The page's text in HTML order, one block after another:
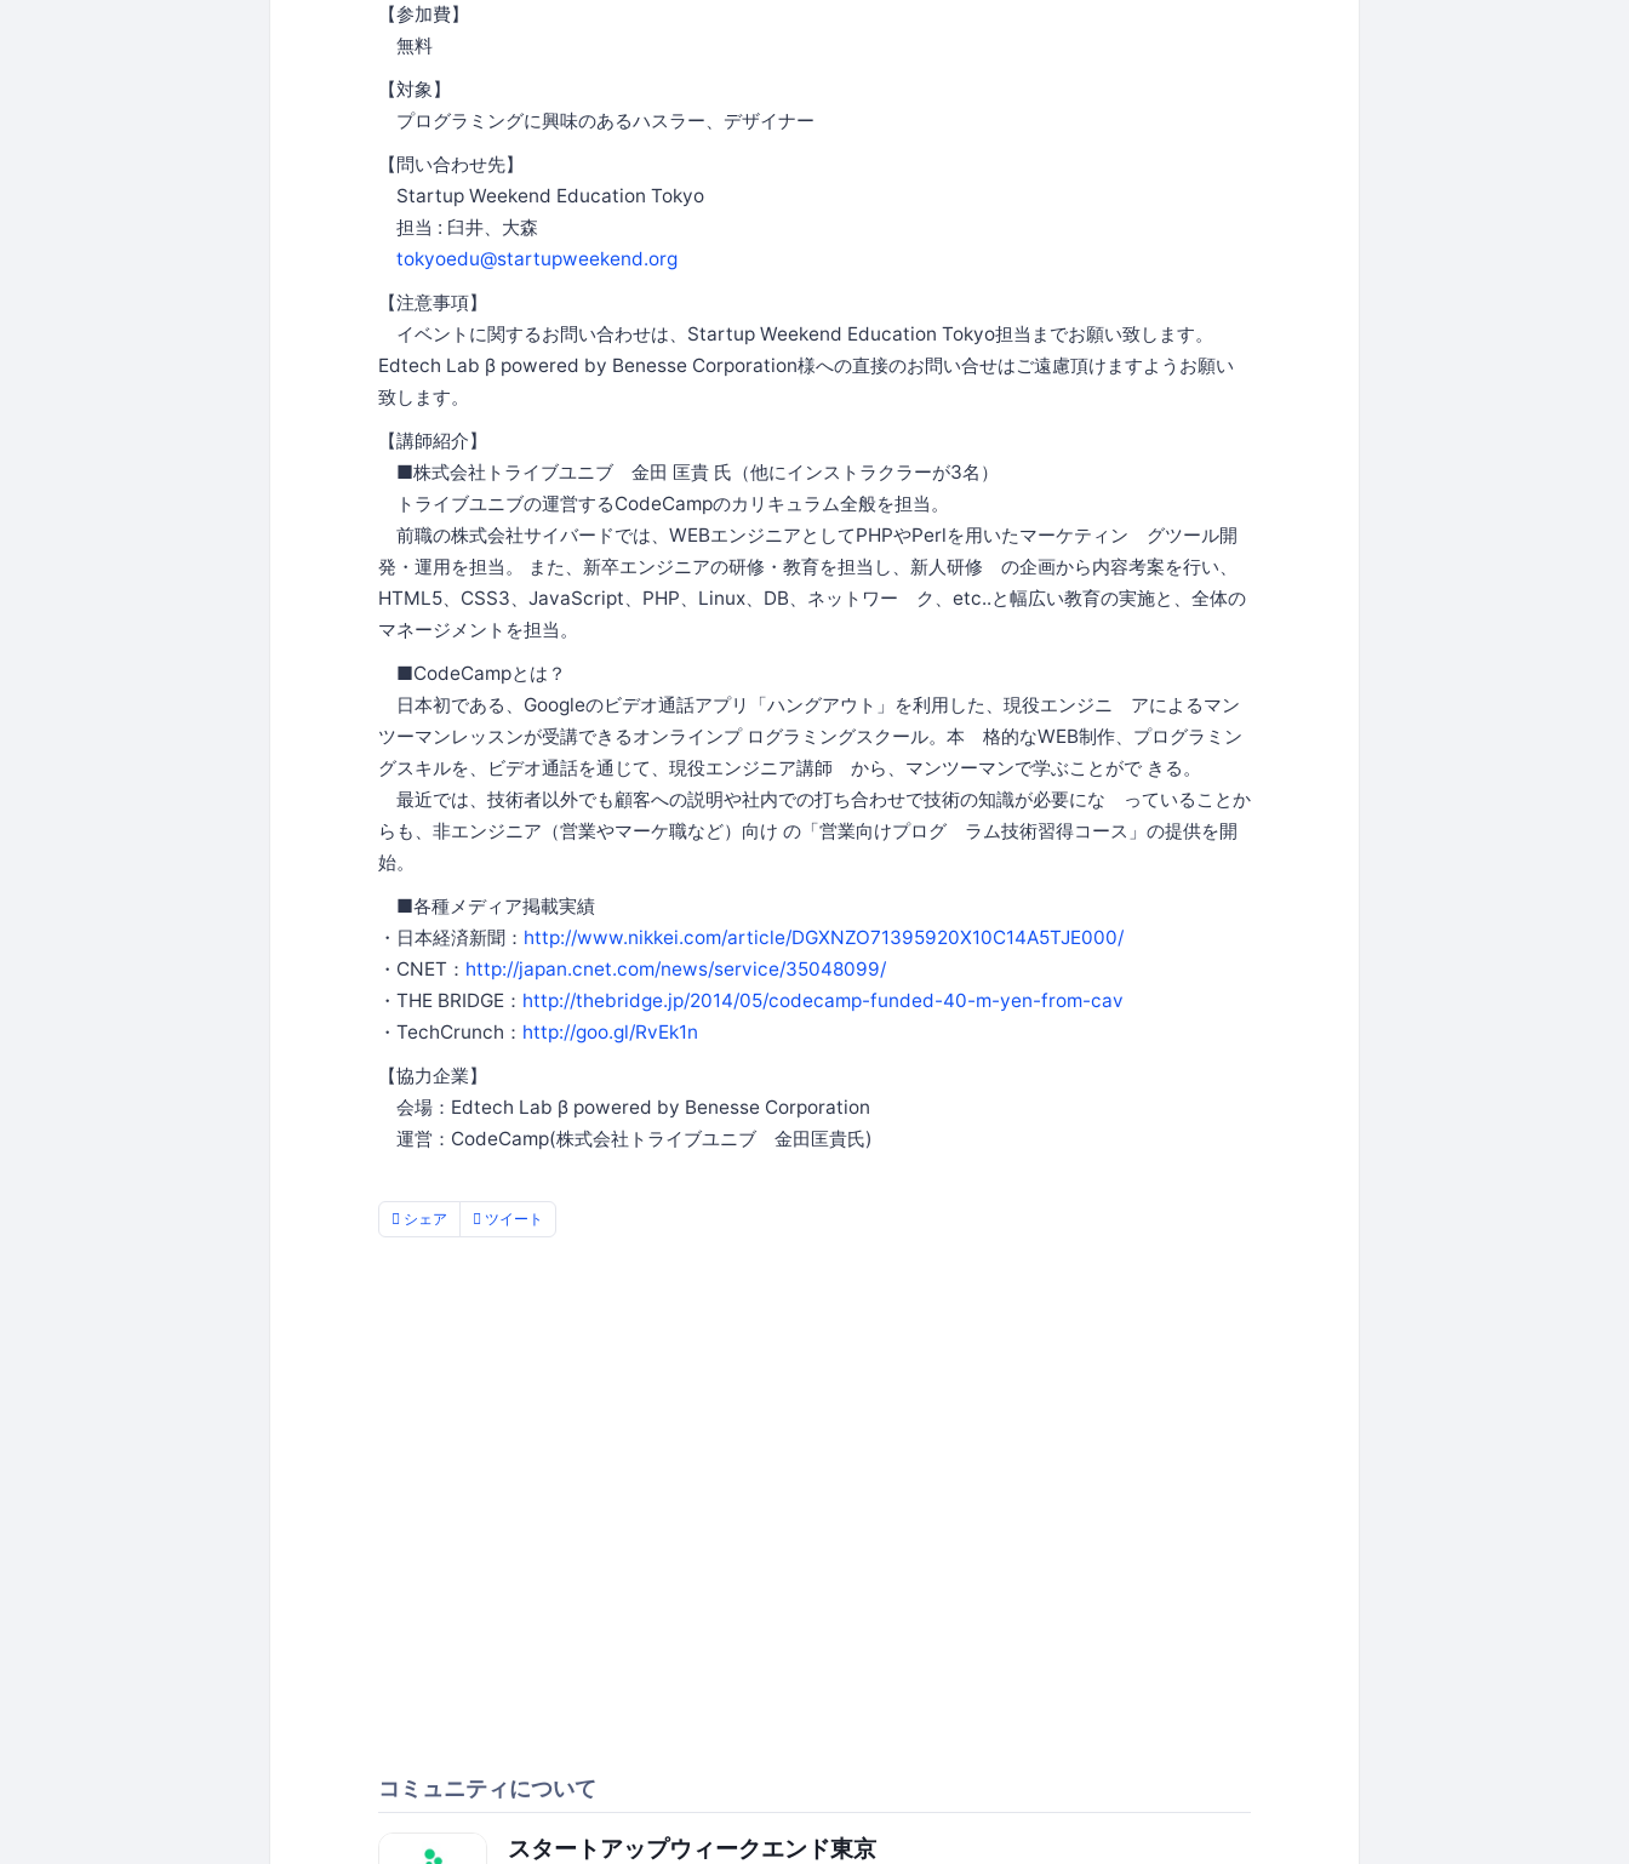
【参加費】
無料
【対象】
プログラミングに興味のあるハスラー、デザイナー
【問い合わせ先】
Startup Weekend Education Tokyo
担当 : 臼井、大森
tokyoedu@startupweekend.org
【注意事項】
イベントに関するお問い合わせは、Startup Weekend Education Tokyo担当までお願い致します。
Edtech Lab β powered by Benesse Corporation様への直接のお問い合せはご遠慮頂けますようお願い
致します。
【講師紹介】
■株式会社トライブユニブ 金田 匡貴 氏（他にインストラクラーが3名）
トライブユニブの運営するCodeCampのカリキュラム全般を担当。
前職の株式会社サイバードでは、WEBエンジニアとしてPHPやPerlを用いたマーケティン グツール開
発・運用を担当。 また、新卒エンジニアの研修・教育を担当し、新人研修 の企画から内容考案を行い、
HTML5、CSS3、JavaScript、PHP、Linux、DB、ネットワー ク、etc..と幅広い教育の実施と、全体の
マネージメントを担当。
■CodeCampとは？
日本初である、Googleのビデオ通話アプリ「ハングアウト」を利用した、現役エンジニ アによるマン
ツーマンレッスンが受講できるオンラインプ ログラミングスクール。本 格的なWEB制作、プログラミン
グスキルを、ビデオ通話を通じて、現役エンジニア講師 から、マンツーマンで学ぶことがで きる。
最近では、技術者以外でも顧客への説明や社内での打ち合わせで技術の知識が必要にな っていることか
らも、非エンジニア（営業やマーケ職など）向け の「営業向けプログ ラム技術習得コース」の提供を開
始。
■各種メディア掲載実績
・日本経済新聞： http://www.nikkei.com/article/DGXNZO71395920X10C14A5TJE000/
・CNET： http://japan.cnet.com/news/service/35048099/
・THE BRIDGE： http://thebridge.jp/2014/05/codecamp-funded-40-m-yen-from-cav
・TechCrunch： http://goo.gl/RvEk1n
【協力企業】
会場：Edtech Lab β powered by Benesse Corporation
運営：CodeCamp(株式会社トライブユニブ 金田匡貴氏)
シェア ツイート
コミュニティについて
スタートアップウィークエンド東京